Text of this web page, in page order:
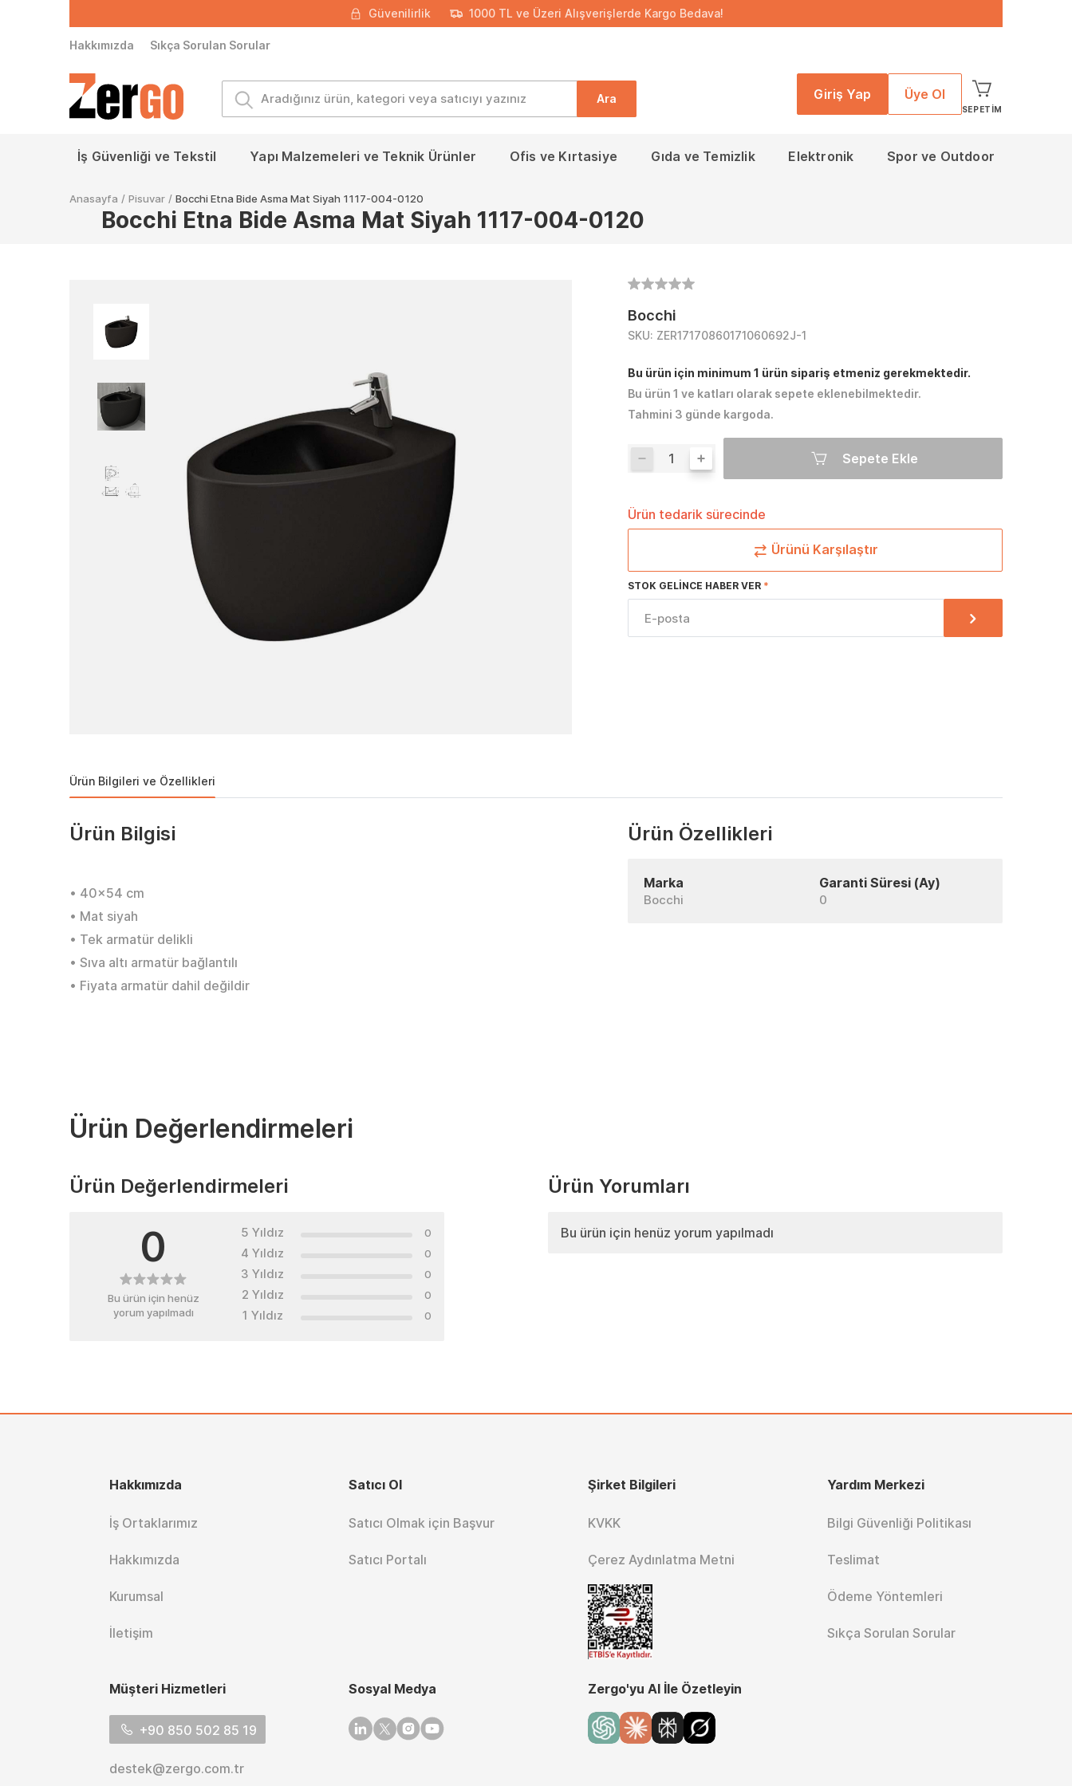
Güvenilirlik 1000 TL ve Üzeri Alışverişlerde Kargo Bedava!
Hakkımızda Sıkça Sorulan Sorular
Ara Giriş Yap Üye Ol
SEPETIM
İş Güvenliği ve Tekstil Yapı Malzemeleri ve Teknik Ürünler Ofis ve Kırtasiye Gıda ve Temizlik Elektronik Spor ve Outdoor
Anasayfa / Pisuvar / Bocchi Etna Bide Asma Mat Siyah 1117-004-0120
Bocchi Etna Bide Asma Mat Siyah 1117-004-0120
Bocchi
SKU: ZER17170860171060692J-1
Bu ürün için minimum 1 ürün sipariş etmeniz gerekmektedir.
Bu ürün 1 ve katları olarak sepete eklenebilmektedir.
Tahmini 3 günde kargoda.
Sepete Ekle
Ürün tedarik sürecinde
Ürünü Karşılaştır
STOK GELINCE HABER VER
Ürün Bilgileri ve Özellikleri
Ürün Bilgisi
• 40x54 cm
• Mat siyah
• Tek armatür delikli
• Sıva altı armatür bağlantılı
• Fiyata armatür dahil değildir
Ürün Özellikleri
Marka
Bocchi
Garanti Süresi (Ay)
0
Ürün Değerlendirmeleri
Ürün Değerlendirmeleri
0
Bu ürün için henüz
yorum yapılmadı
5 Yıldız 0
4 Yıldız 0
3 Yıldız 0
2 Yıldız 0
1 Yıldız 0
Ürün Yorumları
Bu ürün için henüz yorum yapılmadı
Hakkımızda
İş Ortaklarımız
Hakkımızda
Kurumsal
İletişim
Satıcı Ol
Satıcı Olmak için Başvur
Satıcı Portalı
Şirket Bilgileri
KVKK
Çerez Aydınlatma Metni
Yardım Merkezi
Bilgi Güvenliği Politikası
Teslimat
Ödeme Yöntemleri
Sıkça Sorulan Sorular
Müşteri Hizmetleri
+90 850 502 85 19
destek@zergo.com.tr
Sosyal Medya
Linkedin
TwitterInstagram
Youtube
Zergo'yu AI İle Özetleyin